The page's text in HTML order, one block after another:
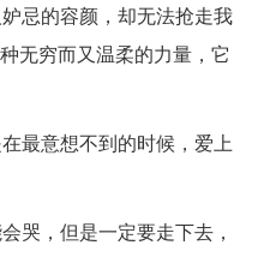
忌的容颜，却无法抢走我
无穷而又温柔的力量，它
最意想不到的时候，爱上
哭，但是一定要走下去，